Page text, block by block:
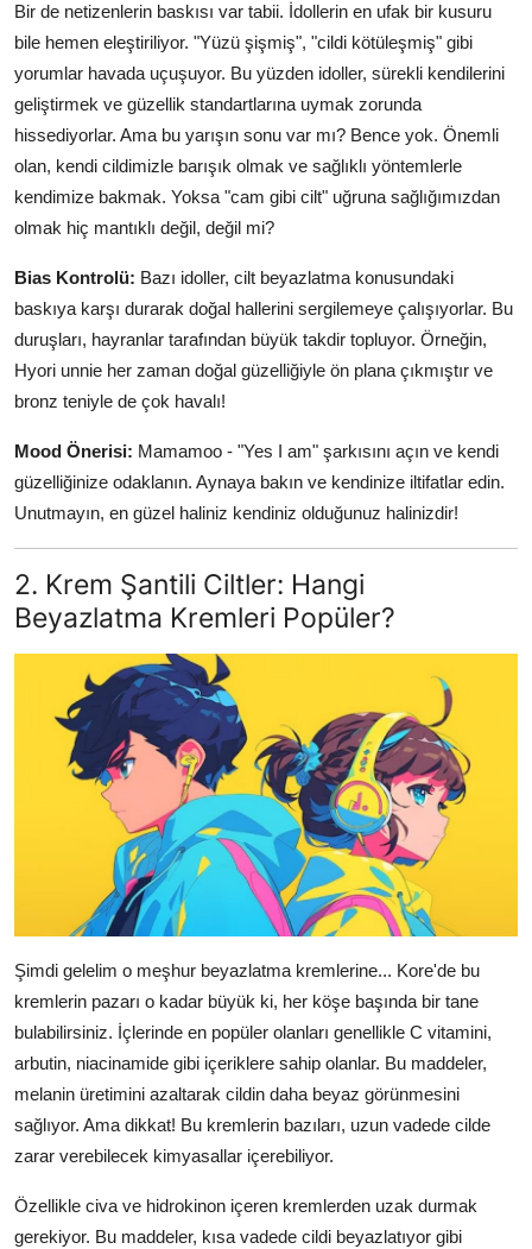
Bir de netizenlerin baskısı var tabii. İdollerin en ufak bir kusuru
bile hemen eleştiriliyor. "Yüzü şişmiş", "cildi kötüleşmiş" gibi
yorumlar havada uçuşuyor. Bu yüzden idoller, sürekli kendilerini
geliştirmek ve güzellik standartlarına uymak zorunda
hissediyorlar. Ama bu yarışın sonu var mı? Bence yok. Önemli
olan, kendi cildimizle barışık olmak ve sağlıklı yöntemlerle
kendimize bakmak. Yoksa "cam gibi cilt" uğruna sağlığımızdan
olmak hiç mantıklı değil, değil mi?
Bias Kontrolü: Bazı idoller, cilt beyazlatma konusundaki
baskıya karşı durarak doğal hallerini sergilemeye çalışıyorlar. Bu
duruşları, hayranlar tarafından büyük takdir topluyor. Örneğin,
Hyori unnie her zaman doğal güzelliğiyle ön plana çıkmıştır ve
bronz teniyle de çok havalı!
Mood Önerisi: Mamamoo - "Yes I am" şarkısını açın ve kendi
güzelliğinize odaklanın. Aynaya bakın ve kendinize iltifatlar edin.
Unutmayın, en güzel haliniz kendiniz olduğunuz halinizdir!
2. Krem Şantili Ciltler: Hangi
Beyazlatma Kremleri Popüler?
Şimdi gelelim o meşhur beyazlatma kremlerine... Kore'de bu
kremlerin pazarı o kadar büyük ki, her köşe başında bir tane
bulabilirsiniz. İçlerinde en popüler olanları genellikle C vitamini,
arbutin, niacinamide gibi içeriklere sahip olanlar. Bu maddeler,
melanin üretimini azaltarak cildin daha beyaz görünmesini
sağlıyor. Ama dikkat! Bu kremlerin bazıları, uzun vadede cilde
zarar verebilecek kimyasallar içerebiliyor.
Özellikle civa ve hidrokinon içeren kremlerden uzak durmak
gerekiyor. Bu maddeler, kısa vadede cildi beyazlatıyor gibi